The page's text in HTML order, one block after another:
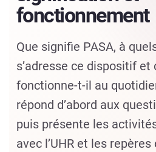
fonctionnement
Que signifie PASA, à
s’adresse ce dispositif et
fonctionne-t-il au
répond d’abord aux
puis présente les
avec l’UHR et les